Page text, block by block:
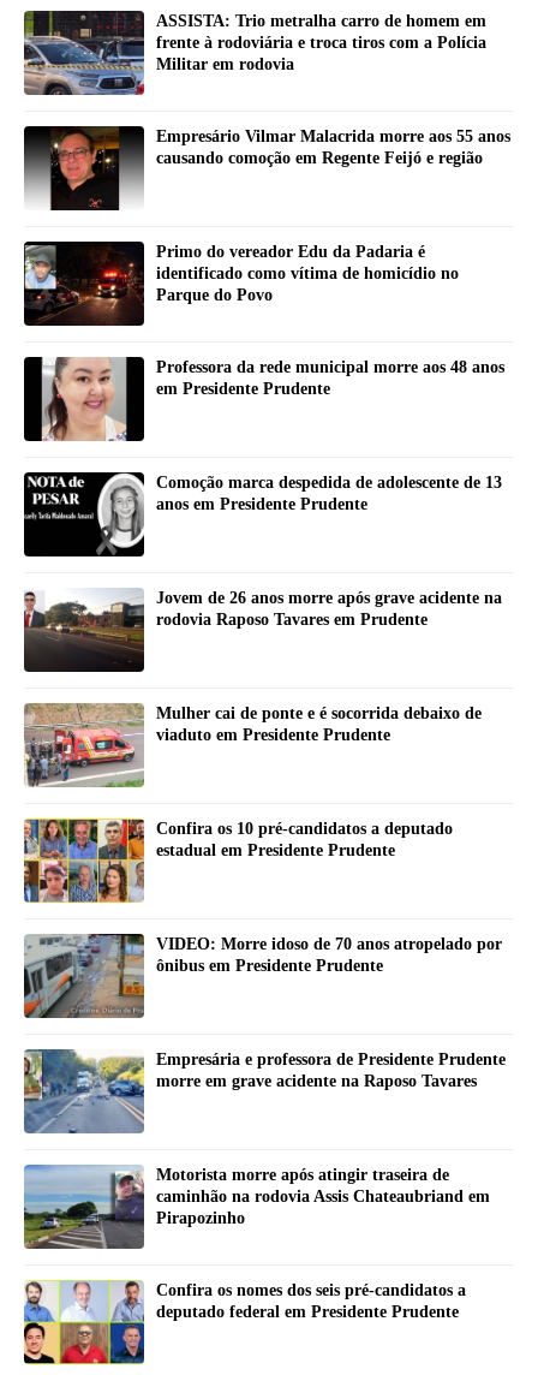
ASSISTA: Trio metralha carro de homem em
frente à rodoviária e troca tiros com a Polícia
Militar em rodovia
Empresário Vilmar Malacrida morre aos 55 anos
causando comoção em Regente Feijó e região
Primo do vereador Edu da Padaria é
identificado como vítima de homicídio no
Parque do Povo
Professora da rede municipal morre aos 48 anos
em Presidente Prudente
Comoção marca despedida de adolescente de 13
anos em Presidente Prudente
Jovem de 26 anos morre após grave acidente na
rodovia Raposo Tavares em Prudente
Mulher cai de ponte e é socorrida debaixo de
viaduto em Presidente Prudente
Confira os 10 pré-candidatos a deputado
estadual em Presidente Prudente
VIDEO: Morre idoso de 70 anos atropelado por
ônibus em Presidente Prudente
Empresária e professora de Presidente Prudente
morre em grave acidente na Raposo Tavares
Motorista morre após atingir traseira de
caminhão na rodovia Assis Chateaubriand em
Pirapozinho
Confira os nomes dos seis pré-candidatos a
deputado federal em Presidente Prudente